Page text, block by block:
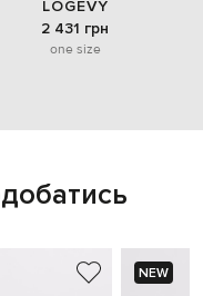
LOGEVY
2 431 грн
one size
NEW